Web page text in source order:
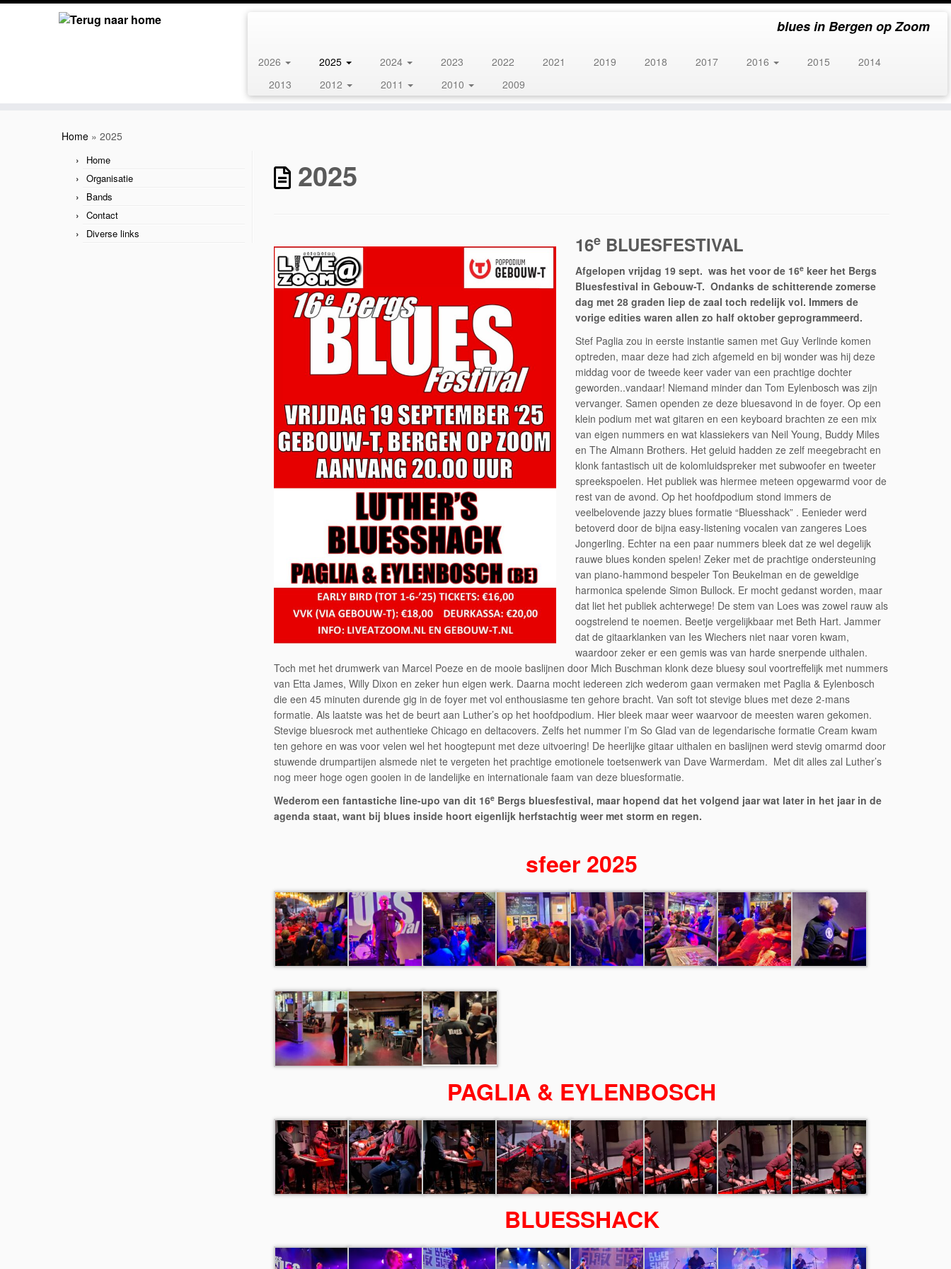
blues in Bergen op Zoom
2026 2025 2024 2023 2022 2021 2019 2018 2017 2016 2015
2014
2013
2012 2011 2010 2009
Home » 2025
Home
Organisatie
Bands
Contact
Diverse links
2025
16e BLUESFESTIVAL
Afgelopen vrijdag 19 sept. was het voor de 16e keer het Bergs
Bluesfestival in Gebouw-T. Ondanks de schitterende zomerse
dag met 28 graden liep de zaal toch redelijk vol. Immers de
vorige edities waren allen zo half oktober geprogrammeerd.
Stef Paglia zou in eerste instantie samen met Guy Verlinde komen
optreden, maar deze had zich afgemeld en bij wonder was hij deze
middag voor de tweede keer vader van een prachtige dochter
geworden..vandaar! Niemand minder dan Tom Eylenbosch was zijn
vervanger. Samen openden ze deze bluesavond in de foyer. Op een
klein podium met wat gitaren en een keyboard brachten ze een mix
van eigen nummers en wat klassiekers van Neil Young, Buddy Miles
en The Almann Brothers. Het geluid hadden ze zelf meegebracht en
klonk fantastisch uit de kolomluidspreker met subwoofer en tweeter
spreekspoelen. Het publiek was hiermee meteen opgewarmd voor de
rest van de avond. Op het hoofdpodium stond immers de
veelbelovende jazzy blues formatie “Bluesshack” . Eenieder werd
betoverd door de bijna easy-listening vocalen van zangeres Loes
Jongerling. Echter na een paar nummers bleek dat ze wel degelijk
rauwe blues konden spelen! Zeker met de prachtige ondersteuning
van piano-hammond bespeler Ton Beukelman en de geweldige
harmonica spelende Simon Bullock. Er mocht gedanst worden, maar
dat liet het publiek achterwege! De stem van Loes was zowel rauw als
oogstrelend te noemen. Beetje vergelijkbaar met Beth Hart. Jammer
dat de gitaarklanken van Ies Wiechers niet naar voren kwam,
waardoor zeker er een gemis was van harde snerpende uithalen.
Toch met het drumwerk van Marcel Poeze en de mooie baslijnen door Mich Buschman klonk deze bluesy soul voortreffelijk met nummers
van Etta James, Willy Dixon en zeker hun eigen werk. Daarna mocht iedereen zich wederom gaan vermaken met Paglia & Eylenbosch
die een 45 minuten durende gig in de foyer met vol enthousiasme ten gehore bracht. Van soft tot stevige blues met deze 2-mans
formatie. Als laatste was het de beurt aan Luther’s op het hoofdpodium. Hier bleek maar weer waarvoor de meesten waren gekomen.
Stevige bluesrock met authentieke Chicago en deltacovers. Zelfs het nummer I’m So Glad van de legendarische formatie Cream kwam
ten gehore en was voor velen wel het hoogtepunt met deze uitvoering! De heerlijke gitaar uithalen en baslijnen werd stevig omarmd door
stuwende drumpartijen alsmede niet te vergeten het prachtige emotionele toetsenwerk van Dave Warmerdam. Met dit alles zal Luther’s
nog meer hoge ogen gooien in de landelijke en internationale faam van deze bluesformatie.
Wederom een fantastiche line-upo van dit 16e Bergs bluesfestival, maar hopend dat het volgend jaar wat later in het jaar in de
agenda staat, want bij blues inside hoort eigenlijk herfstachtig weer met storm en regen.
sfeer 2025
PAGLIA & EYLENBOSCH
BLUESSHACK